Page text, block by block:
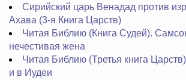
Сирийский царь Венадад против
Ахава (3-я Книга Царств)
Читая Библию (Книга Судей).
нечестивая жена
Читая Библию (Третья книга
и в Иудеи